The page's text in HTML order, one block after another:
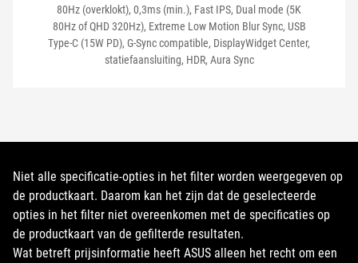
80Hz (overklokt), 0,3ms (min.), Fast IPS, Dual mode (5K
80Hz of QHD 320Hz), Extreme Low Motion Blur Sync, USB
Type-C (15W PD), G-Sync compatible, DisplayWidget Center,
statiefaansluiting, HDR, Aura Sync
Niet alle specificatie-opties in het filter worden weergegeven op
de productkaart. Daarom kan het zijn dat de geselecteerde
opties in het filter niet overeenkomen met de specificaties op
de productkaart van de gefilterde resultaten.
Wat betreft prijsinformatie heeft ASUS alleen het recht om een